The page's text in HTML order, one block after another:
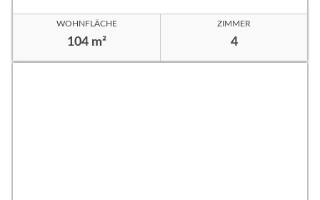
WOHNFLÄCHE
104 m²
ZIMMER
4